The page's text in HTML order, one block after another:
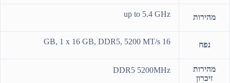
מהירות up to 5.4 GHz
נפח 16 GB, 1 x 16 GB, DDR5, 5200 MT/s
מהירות
זיכרון
DDR5 5200MHz